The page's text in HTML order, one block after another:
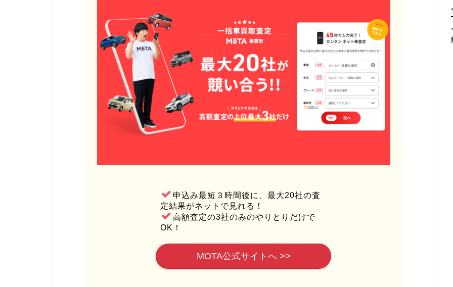
申込み最短３時間後に、最大20社の査
定結果がネットで見れる！
高額査定の3社のみのやりとりだけで
OK！
MOTA公式サイトへ >>